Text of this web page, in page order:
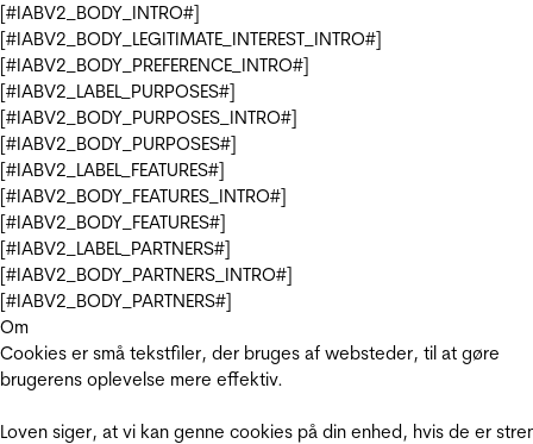
[#IABV2_BODY_INTRO#]
[#IABV2_BODY_LEGITIMATE_INTEREST_INTRO#]
[#IABV2_BODY_PREFERENCE_INTRO#]
[#IABV2_LABEL_PURPOSES#]
[#IABV2_BODY_PURPOSES_INTRO#]
[#IABV2_BODY_PURPOSES#]
[#IABV2_LABEL_FEATURES#]
[#IABV2_BODY_FEATURES_INTRO#]
[#IABV2_BODY_FEATURES#]
[#IABV2_LABEL_PARTNERS#]
[#IABV2_BODY_PARTNERS_INTRO#]
[#IABV2_BODY_PARTNERS#]
Om
Cookies er små tekstfiler, der bruges af websteder, til at gøre
brugerens oplevelse mere effektiv.
Loven siger, at vi kan genne cookies på din enhed, hvis de er